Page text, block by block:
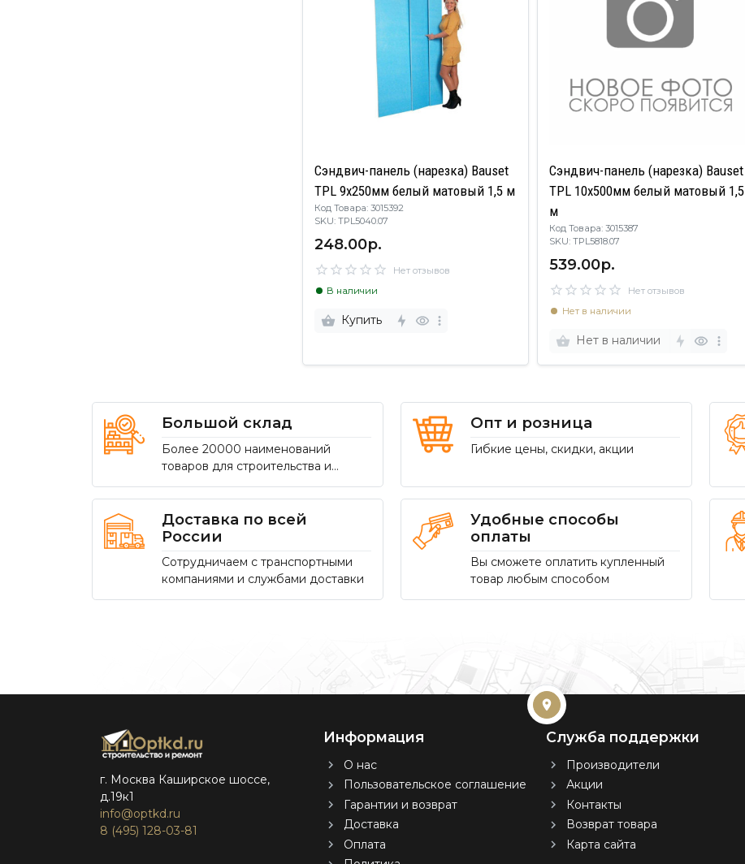
Сэндвич-панель (нарезка) Bauset
TPL 9х250мм белый матовый 1,5 м
Код Товара: 3015392
SKU: TPL5040.07
248.00р.
Нет отзывов
В наличии
Купить
Сэндвич-панель (нарезка) Bauset
TPL 10х500мм белый матовый 1,5
м
Код Товара: 3015387
SKU: TPL5818.07
539.00р.
Нет отзывов
Нет в наличии
Нет в наличии
Большой склад
Более 20000 наименований
товаров для строительства и
ремонта
Опт и розница
Гибкие цены, скидки, акции
Доставка по всей
России
Сотрудничаем с транспортными
компаниями и службами доставки
Удобные способы
оплаты
Вы сможете оплатить купленный
товар любым способом
г. Москва Каширское шоссе,
д.19к1
info@optkd.ru
8 (495) 128-03-81
Информация
О нас
Пользовательское соглашение
Гарантии и возврат
Доставка
Оплата
Служба поддержки
Производители
Акции
Контакты
Возврат товара
Карта сайта